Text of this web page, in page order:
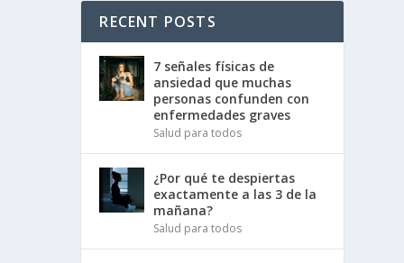
RECENT POSTS
7 señales físicas de
ansiedad que muchas
personas confunden con
enfermedades graves
Salud para todos
¿Por qué te despiertas
exactamente a las 3 de la
mañana?
Salud para todos